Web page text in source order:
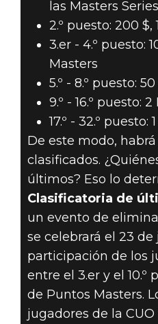
las Masters
2.º puesto: 200
3.er - 4.º puesto:
Masters
5.º - 8.º puesto:
9.º - 16.º puesto:
17.º - 32.º
De este modo,
clasificados.
últimos? Eso lo
Clasificatoria de
un evento de
se celebrará el 23
participación de los
entre el 3.er y el 10.º
de Puntos Masters.
jugadores de la